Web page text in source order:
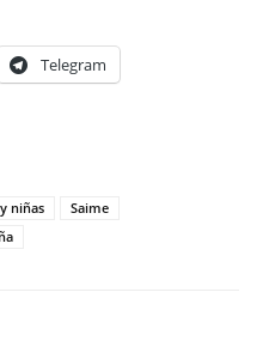
Telegram
niñas
Saime